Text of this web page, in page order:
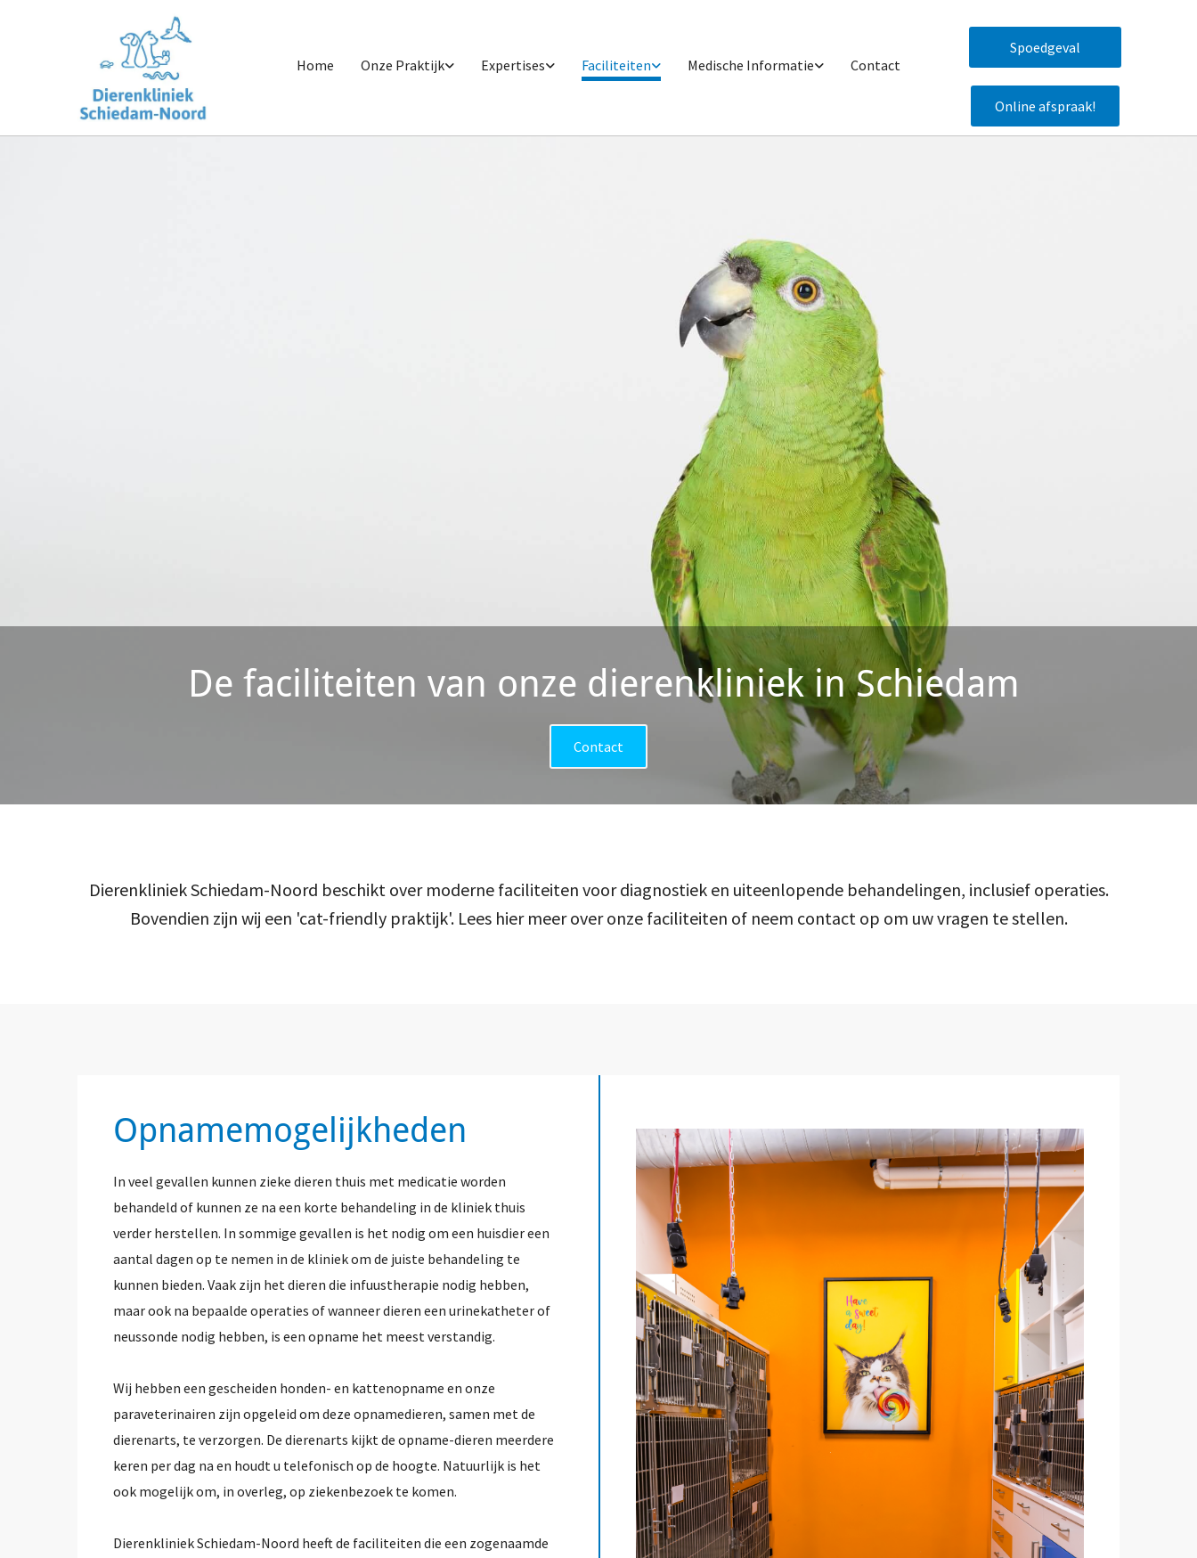
Home Onze Praktijk Expertises Faciliteiten Medische Informatie Contact
Spoedgeval
Online afspraak!
De faciliteiten van onze dierenkliniek in Schiedam
Contact
Dierenkliniek Schiedam-Noord beschikt over moderne faciliteiten voor diagnostiek en uiteenlopende behandelingen, inclusief operaties.
Bovendien zijn wij een 'cat-friendly praktijk'. Lees hier meer over onze faciliteiten of neem contact op om uw vragen te stellen.
Opnamemogelijkheden
In veel gevallen kunnen zieke dieren thuis met medicatie worden
behandeld of kunnen ze na een korte behandeling in de kliniek thuis
verder herstellen. In sommige gevallen is het nodig om een huisdier een
aantal dagen op te nemen in de kliniek om de juiste behandeling te
kunnen bieden. Vaak zijn het dieren die infuustherapie nodig hebben,
maar ook na bepaalde operaties of wanneer dieren een urinekatheter of
neussonde nodig hebben, is een opname het meest verstandig.
Wij hebben een gescheiden honden- en kattenopname en onze
paraveterinairen zijn opgeleid om deze opnamedieren, samen met de
dierenarts, te verzorgen. De dierenarts kijkt de opname-dieren meerdere
keren per dag na en houdt u telefonisch op de hoogte. Natuurlijk is het
ook mogelijk om, in overleg, op ziekenbezoek te komen.
Dierenkliniek Schiedam-Noord heeft de faciliteiten die een zogenaamde